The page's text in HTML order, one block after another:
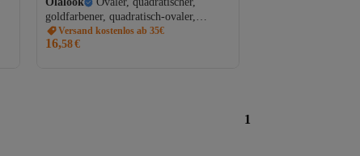
goldfarbener, quadratisch-ovaler,
detaillierter Kettengürtel für Damen
KMR-19000157
Versand kostenlos ab 35€
16,58€
1